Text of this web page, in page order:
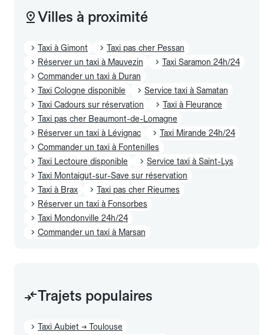
Villes à proximité
Taxi à Gimont
Taxi pas cher Pessan
Réserver un taxi à Mauvezin
Taxi Saramon 24h/24
Commander un taxi à Duran
Taxi Cologne disponible
Service taxi à Samatan
Taxi Cadours sur réservation
Taxi à Fleurance
Taxi pas cher Beaumont-de-Lomagne
Réserver un taxi à Lévignac
Taxi Mirande 24h/24
Commander un taxi à Fontenilles
Taxi Lectoure disponible
Service taxi à Saint-Lys
Taxi Montaigut-sur-Save sur réservation
Taxi à Brax
Taxi pas cher Rieumes
Réserver un taxi à Fonsorbes
Taxi Mondonville 24h/24
Commander un taxi à Marsan
Trajets populaires
Taxi Aubiet → Toulouse